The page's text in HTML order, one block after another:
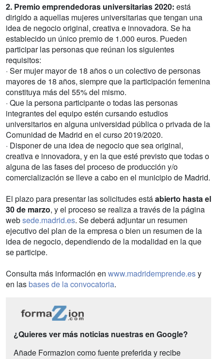
2. Premio emprendedoras universitarias 2020: está
dirigido a aquellas mujeres universitarias que tengan una
idea de negocio original, creativa e innovadora. Se ha
establecido un único premio de 1.000 euros. Pueden
participar las personas que reúnan los siguientes
requisitos:
· Ser mujer mayor de 18 años o un colectivo de personas
mayores de 18 años, siempre que la participación femenina
constituya más del 55% del mismo.
· Que la persona participante o todas las personas
integrantes del equipo estén cursando estudios
universitarios en alguna universidad pública o privada de la
Comunidad de Madrid en el curso 2019/2020.
· Disponer de una idea de negocio que sea original,
creativa e innovadora, y en la que esté previsto que todas o
alguna de las fases del proceso de producción y/o
comercialización se lleve a cabo en el municipio de Madrid.
El plazo para presentar las solicitudes estáabierto hasta el
30 de marzo, y el proceso se realiza a través de la página
websede.madrid.es. Se deberá adjuntar un resumen
ejecutivo del plan de la empresa o bien un resumen de la
idea de negocio, dependiendo de la modalidad en la que
se participe.
Consulta más información en www.madridemprende.esy
en lasbases de la convocatoria.
¿Quieres ver más noticias nuestras en Google?
Añade Formazion como fuente preferida y recibe